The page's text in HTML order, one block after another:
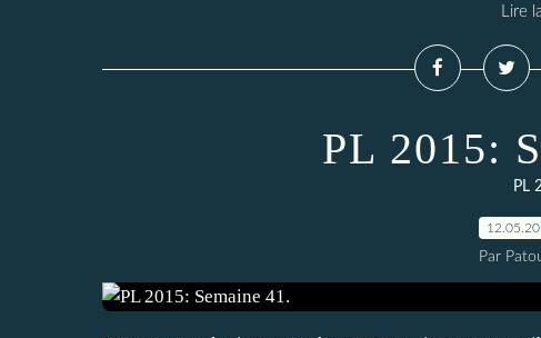
Lire
PL 2015:
PL
Par